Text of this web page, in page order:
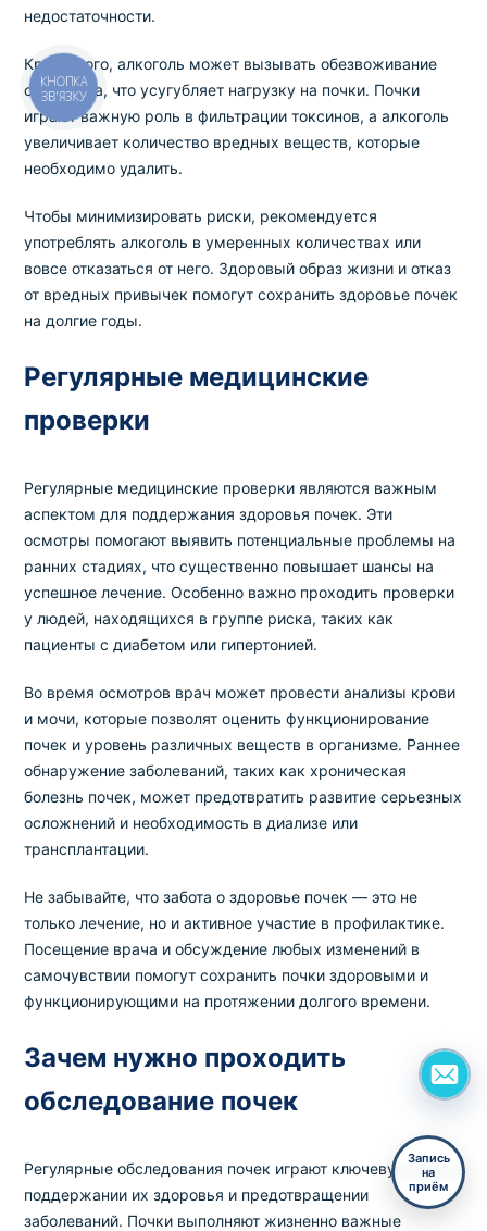
недостаточности.
Кроме того, алкоголь может вызывать обезвоживание
организма, что усугубляет нагрузку на почки. Почки
играют важную роль в фильтрации токсинов, а алкоголь
увеличивает количество вредных веществ, которые
необходимо удалить.
Чтобы минимизировать риски, рекомендуется
употреблять алкоголь в умеренных количествах или
вовсе отказаться от него. Здоровый образ жизни и отказ
от вредных привычек помогут сохранить здоровье почек
на долгие годы.
Регулярные медицинские
проверки
Регулярные медицинские проверки являются важным
аспектом для поддержания здоровья почек. Эти
осмотры помогают выявить потенциальные проблемы на
ранних стадиях, что существенно повышает шансы на
успешное лечение. Особенно важно проходить проверки
у людей, находящихся в группе риска, таких как
пациенты с диабетом или гипертонией.
Во время осмотров врач может провести анализы крови
и мочи, которые позволят оценить функционирование
почек и уровень различных веществ в организме. Раннее
обнаружение заболеваний, таких как хроническая
болезнь почек, может предотвратить развитие серьезных
осложнений и необходимость в диализе или
трансплантации.
Не забывайте, что забота о здоровье почек — это не
только лечение, но и активное участие в профилактике.
Посещение врача и обсуждение любых изменений в
самочувствии помогут сохранить почки здоровыми и
функционирующими на протяжении долгого времени.
Зачем нужно проходить
обследование почек
Регулярные обследования почек играют ключевую роль в
поддержании их здоровья и предотвращении
заболеваний. Почки выполняют жизненно важные
Запись
на
приём
КНОПКА
ЗВ'ЯЗКУ